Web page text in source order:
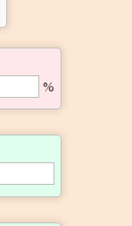
%